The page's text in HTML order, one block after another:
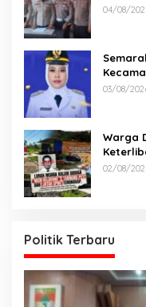
04/08/
Lomba
03/08/
Warga Desak APH
02/08/
Politik Terbaru